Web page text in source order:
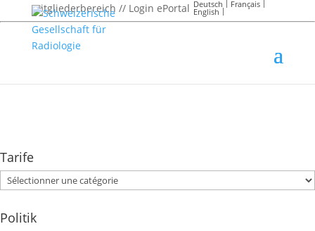
Mitgliederbereich // Login ePortal Deutsch Français
English
Tarife
Tarife
Politik